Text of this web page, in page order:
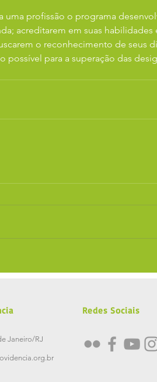
uma profissão o programa
acreditarem em suas
o reconhecimento de seus
possível para a superação das
Janeiro/RJ
Redes Sociais